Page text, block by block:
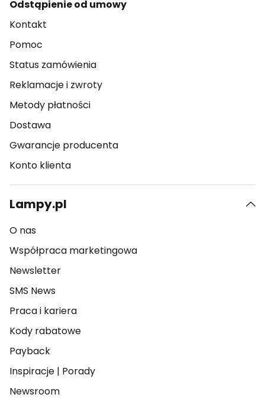
Odstąpienie od umowy
Kontakt
Pomoc
Status zamówienia
Reklamacje i zwroty
Metody płatności
Dostawa
Gwarancje producenta
Konto klienta
Lampy.pl
O nas
Współpraca marketingowa
Newsletter
SMS News
Praca i kariera
Kody rabatowe
Payback
Inspiracje | Porady
Newsroom